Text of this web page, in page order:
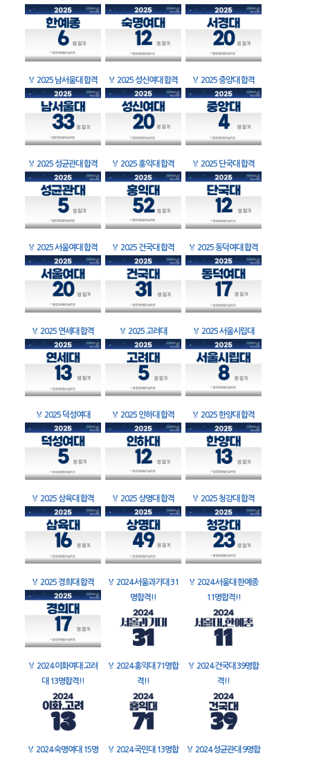
🏅 2025 남서울대 합격 🏅 2025 성신여대 합격 🏅 2025 중앙대 합격
🏅 2025 성균관대 합격 🏅 2025 홍익대 합격 🏅 2025 단국대 합격
🏅 2025 서울여대 합격 🏅 2025 건국대 합격 🏅 2025 동덕여대 합격
🏅 2025 연세대 합격 🏅 2025 고려대 🏅 2025 서울시립대
🏅 2025 덕성여대 🏅 2025 인하대 합격 🏅 2025 한양대 합격
🏅 2025 삼육대 합격 🏅 2025 상명대 합격 🏅 2025 청강대 합격
🏅 2025 경희대 합격 🏅 2024 서울과기대 31
명합격!!
🏅 2024 서울대 한예종
11명합격!!
🏅 2024 이화여대 고려
대 13명합격!!
🏅 2024 홍익대 71명합
격!!
🏅 2024 건국대 39명합
격!!
🏅 2024 숙명여대 15명
🏅 2024 국민대 13명합
🏅 2024 성균관대 9명합